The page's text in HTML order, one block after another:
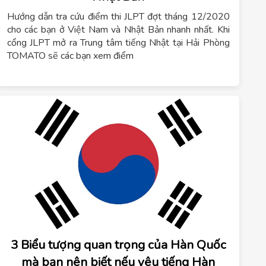
Hướng dẫn tra cứu điểm thi JLPT đợt tháng 12/2020
cho các bạn ở Việt Nam và Nhật Bản nhanh nhất. Khi
cổng JLPT mở ra Trung tâm tiếng Nhật tại Hải Phòng
TOMATO sẽ các bạn xem điểm
3 Biểu tượng quan trọng của Hàn Quốc
mà bạn nên biết nếu yêu tiếng Hàn